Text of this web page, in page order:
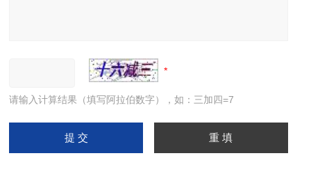
请输入计算结果（填写阿拉伯数字），如：三加四=7